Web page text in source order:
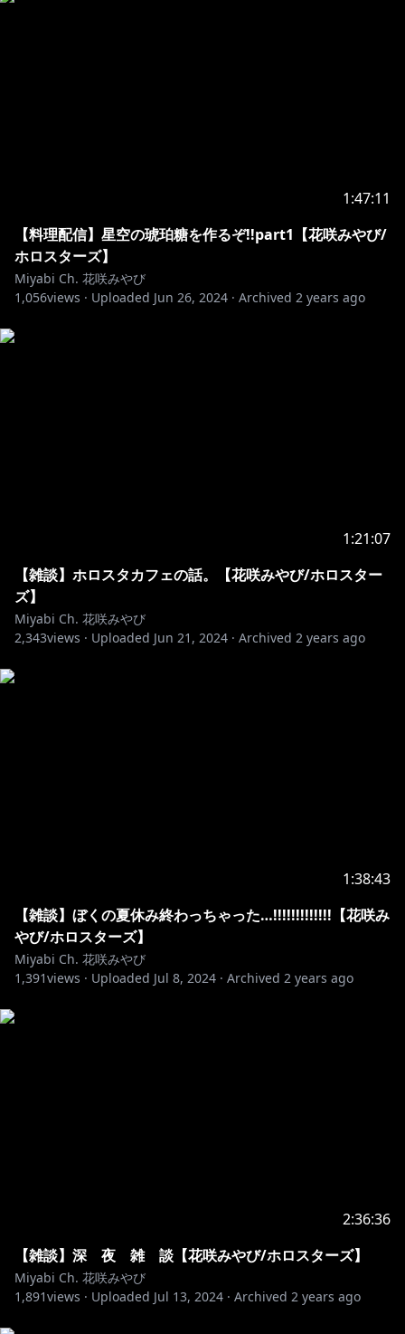
水無世燐央https://onl.sc/AjSz5ww
緋崎ガンマ
｜暴力的・性的・批判的な発言は他の方が悲しみます…
｜荒らしに対しても反応しないでくださいね
｜皆で楽しく！！
※ホロライブプロダクションから未成年の視聴者の方々
へのお願い
[カバー 未成年者の方々へ]で検索してお読みいただく
https://hololivepro.com/request-to-minors/
1:47:11
【料理配信】星空の琥珀糖を作るぞ!!part1【花咲みやび/
ホロスターズ】
Miyabi Ch. 花咲みやび
1,056views · Uploaded Jun 26, 2024 · Archived 2 years ago
1:21:07
【雑談】ホロスタカフェの話。【花咲みやび/ホロスター
ズ】
Miyabi Ch. 花咲みやび
2,343views · Uploaded Jun 21, 2024 · Archived 2 years ago
1:38:43
【雑談】ぼくの夏休み終わっちゃった…!!!!!!!!!!!!!【花咲み
やび/ホロスターズ】
Miyabi Ch. 花咲みやび
1,391views · Uploaded Jul 8, 2024 · Archived 2 years ago
2:36:36
【雑談】深 夜 雑 談【花咲みやび/ホロスターズ】
Miyabi Ch. 花咲みやび
1,891views · Uploaded Jul 13, 2024 · Archived 2 years ago